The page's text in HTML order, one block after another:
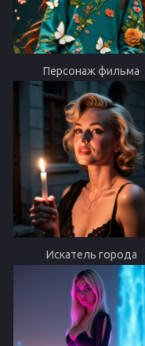
Персонаж фильма
Искатель города